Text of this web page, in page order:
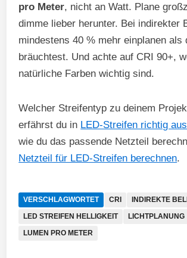
pro Meter, nicht an Watt. Plane
dimme lieber herunter. Bei indirekter
mindestens 40 % mehr einplanen als
bräuchtest. Und achte auf CRI 90+,
natürliche Farben wichtig sind.
Welcher Streifentyp zu deinem
erfährst du in LED-Streifen richtig
wie du das passende Netzteil
Netzteil für LED-Streifen berechnen.
VERSCHLAGWORTET CRI
INDIREKTE
LED STREIFEN HELLIGKEIT
LICHTPLANUNG
LUMEN PRO METER